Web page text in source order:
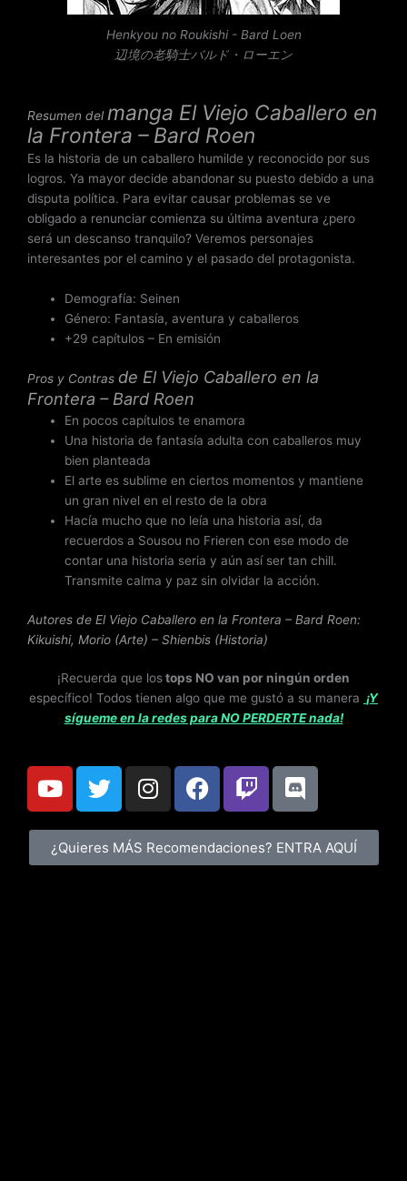
o
n
3
d
e
5
Henkyou no Roukishi - Bard Loen
辺境の老騎士バルド・ローエン
Resumen del manga El Viejo Caballero en
la Frontera – Bard Roen
Es la historia de un caballero humilde y reconocido por sus
logros. Ya mayor decide abandonar su puesto debido a una
disputa política. Para evitar causar problemas se ve
obligado a renunciar comienza su última aventura ¿pero
será un descanso tranquilo? Veremos personajes
interesantes por el camino y el pasado del protagonista.
Demografía: Seinen
Género: Fantasía, aventura y caballeros
+29 capítulos – En emisión
Pros y Contras de El Viejo Caballero en la
Frontera – Bard Roen
En pocos capítulos te enamora
Una historia de fantasía adulta con caballeros muy
bien planteada
El arte es sublime en ciertos momentos y mantiene
un gran nivel en el resto de la obra
Hacía mucho que no leía una historia así, da
recuerdos a Sousou no Frieren con ese modo de
contar una historia seria y aún así ser tan chill.
Transmite calma y paz sin olvidar la acción.
Autores de El Viejo Caballero en la Frontera – Bard Roen:
Kikuishi, Morio (Arte) – Shienbis (Historia)
¡Recuerda que lostops NO van por ningún orden
específico! Todos tienen algo que me gustó a su manera ¡Y
sígueme en la redes para NO PERDERTE nada!
Y
o
t
u
T
w
t
t
I
n
t
a
F
a
e
b
T
w
t
c
D
i
c
o
¿Quieres MÁS Recomendaciones? ENTRA AQUÍ